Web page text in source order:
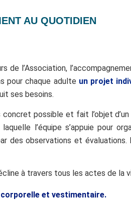
AU QUOTIDIEN
de l’Association,
pour chaque adulte un projet
ses besoins.
possible et fait l’objet
l’équipe s’appuie pour
des observations et
à travers tous les actes de la
corporelle et vestimentaire.